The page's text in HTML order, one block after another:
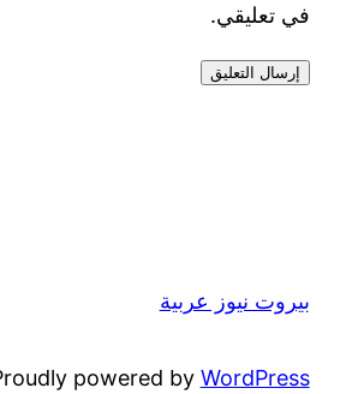
في تعليقي.
بيروت نيوز عربية
powered by WordPress